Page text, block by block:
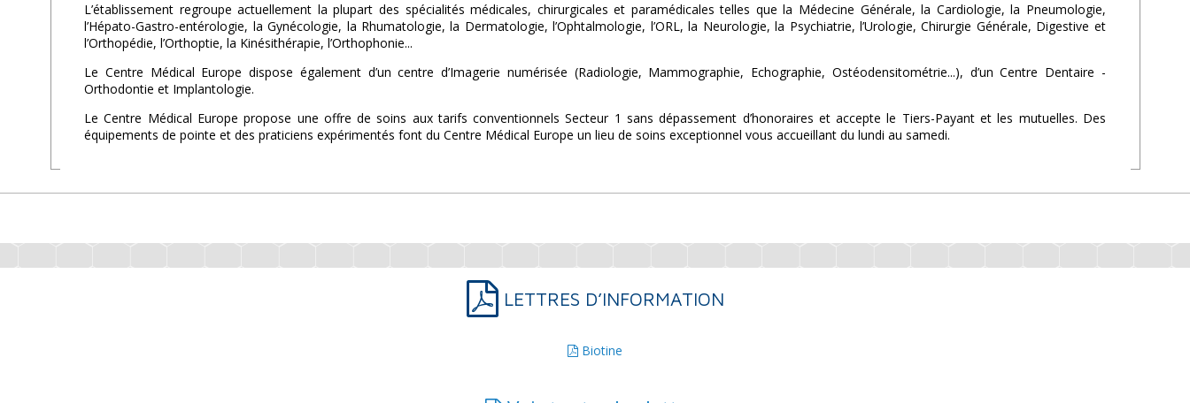
L’établissement regroupe actuellement la plupart des spécialités médicales, chirurgicales et paramédicales telles que la Médecine Générale, la Cardiologie, la Pneumologie,
l’Hépato-Gastro-entérologie, la Gynécologie, la Rhumatologie, la Dermatologie, l’Ophtalmologie, l’ORL, la Neurologie, la Psychiatrie, l’Urologie, Chirurgie Générale, Digestive et
l’Orthopédie, l’Orthoptie, la Kinésithérapie, l’Orthophonie...
Le Centre Médical Europe dispose également d’un centre d’Imagerie numérisée (Radiologie, Mammographie, Echographie, Ostéodensitométrie...), d’un Centre Dentaire -
Orthodontie et Implantologie.
Le Centre Médical Europe propose une offre de soins aux tarifs conventionnels Secteur 1 sans dépassement d’honoraires et accepte le Tiers-Payant et les mutuelles. Des
équipements de pointe et des praticiens expérimentés font du Centre Médical Europe un lieu de soins exceptionnel vous accueillant du lundi au samedi.
LETTRES D’INFORMATION
Biotine